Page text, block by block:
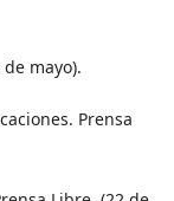
mayo).
Prensa